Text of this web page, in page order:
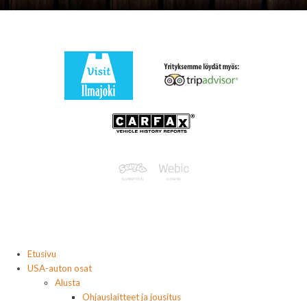
Etusivu
USA-auton osat
Alusta
Ohjauslaitteet ja jousitus